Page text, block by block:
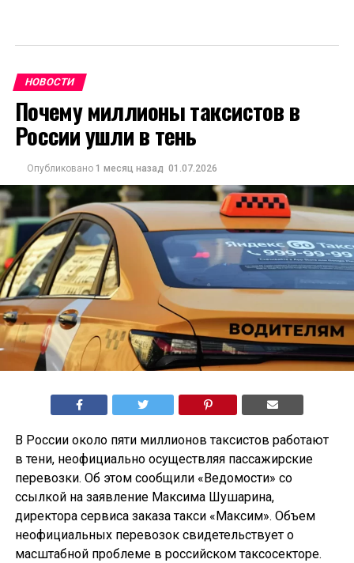
НОВОСТИ
Почему миллионы таксистов в
России ушли в тень
Опубликовано 1 месяц назад 01.07.2026
В России около пяти миллионов таксистов работают
в тени, неофициально осуществляя пассажирские
перевозки. Об этом сообщили «Ведомости» со
ссылкой на заявление Максима Шушарина,
директора сервиса заказа такси «Максим». Объем
неофициальных перевозок свидетельствует о
масштабной проблеме в российском таксосекторе.